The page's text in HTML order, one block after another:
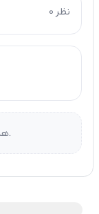
0 نظر
هنوز نظری برای این محصول ثبت نشده است.